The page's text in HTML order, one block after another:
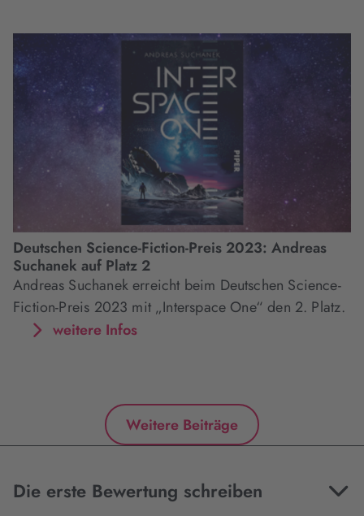
Deutschen Science-Fiction-Preis 2023: Andreas
Suchanek auf Platz 2
Andreas Suchanek erreicht beim Deutschen Science-
Fiction-Preis 2023 mit „Interspace One“ den 2. Platz.
weitere Infos
Weitere Beiträge
Die erste Bewertung schreiben